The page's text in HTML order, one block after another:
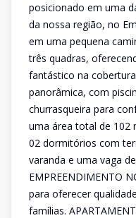
posicionado em uma
da nossa região, no
em uma pequena
três quadras,
fantástico na
panorâmica, com
churrasqueira para
uma área total de 102
02 dormitórios com
varanda e uma vaga
EMPREENDIMENTO
para oferecer
famílias.